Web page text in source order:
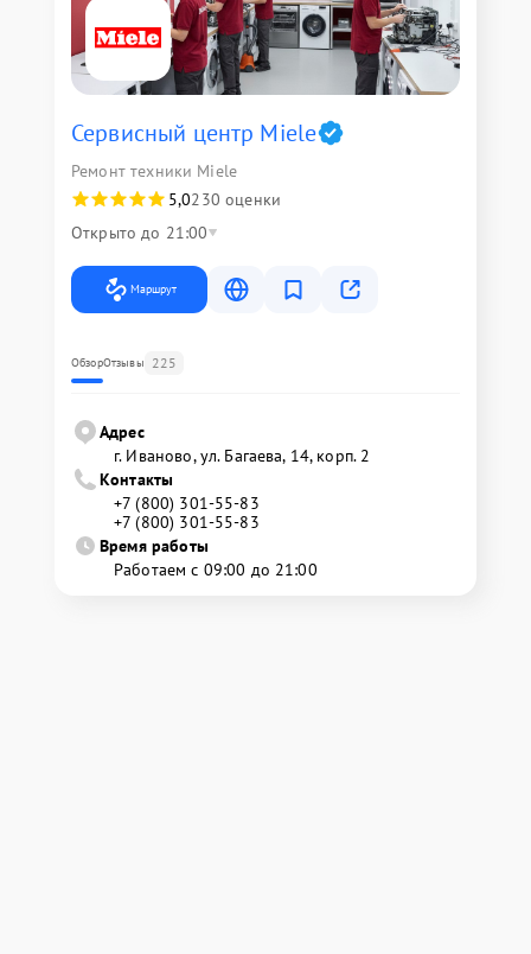
Сервисный центр Miele
Ремонт техники Miele
5,0230 оценки
Открыто до 21:00
Маршрут
ОбзорОтзывы 225
Адрес
г. Иваново, ул. Багаева, 14, корп. 2
Контакты
+7 (800) 301-55-83
+7 (800) 301-55-83
Время работы
Работаем с 09:00 до 21:00